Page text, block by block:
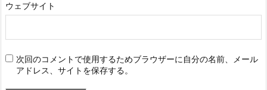
ウェブサイト
次回のコメントで使用するためブラウザーに自分の名前、メール
アドレス、サイトを保存する。